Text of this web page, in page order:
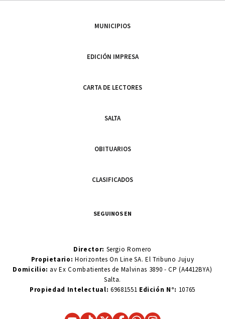
MUNICIPIOS
EDICIÓN IMPRESA
CARTA DE LECTORES
SALTA
OBITUARIOS
CLASIFICADOS
SEGUINOS EN
Director: Sergio Romero
Propietario:Horizontes On Line SA. El Tribuno Jujuy
Domicilio: av Ex Combatientes de Malvinas 3890 - CP (A4412BYA)
Salta.
Propiedad Intelectual: 69681551 Edición N°: 10765